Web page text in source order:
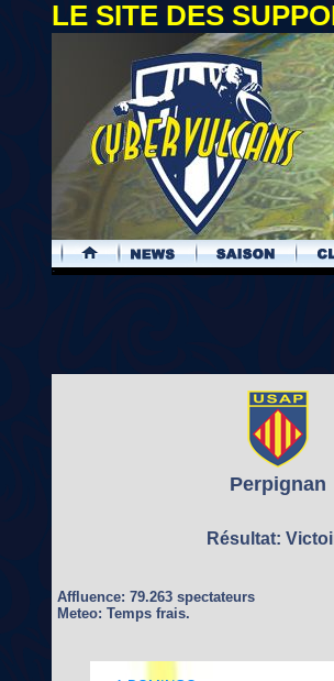
LE SITE DES
.
Perpignan
Résultat:
Affluence: 79.263 spectateurs
Meteo: Temps frais.